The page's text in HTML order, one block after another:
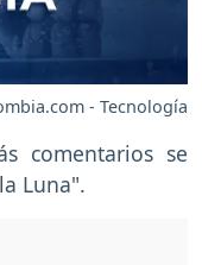
- Tecnología
comentarios se
Luna".